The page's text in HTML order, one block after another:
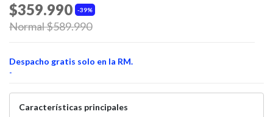
39%
$359.990
Price reduced from
Normal $589.990to
Despacho gratis solo en la RM.
-
Características principales